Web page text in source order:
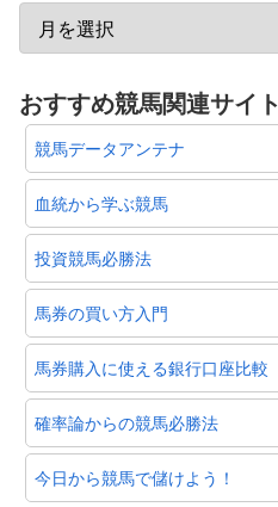
おすすめ競馬関連サイト
競馬データアンテナ
血統から学ぶ競馬
投資競馬必勝法
馬券の買い方入門
馬券購入に使える銀行口座比較
確率論からの競馬必勝法
今日から競馬で儲けよう！